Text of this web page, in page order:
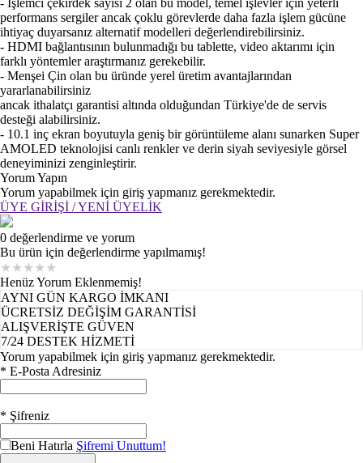
- İşlemci çekirdek sayısı 2 olan bu model, temel işlevler için yeterli
performans sergiler ancak çoklu görevlerde daha fazla işlem gücüne
ihtiyaç duyarsanız alternatif modelleri değerlendirebilirsiniz.
- HDMI bağlantısının bulunmadığı bu tablette, video aktarımı için
farklı yöntemler araştırmanız gerekebilir.
- Menşei Çin olan bu üründe yerel üretim avantajlarından
yararlanabilirsiniz
ancak ithalatçı garantisi altında olduğundan Türkiye'de de servis
desteği alabilirsiniz.
- 10.1 inç ekran boyutuyla geniş bir görüntüleme alanı sunarken Super
AMOLED teknolojisi canlı renkler ve derin siyah seviyesiyle görsel
deneyiminizi zenginleştirir.
Yorum Yapın
Yorum yapabilmek için giriş yapmanız gerekmektedir.
ÜYE GİRİŞİ / YENİ ÜYELİK
0 değerlendirme ve yorum
Bu ürün için değerlendirme yapılmamış!
★★★★★
Henüz Yorum Eklenmemiş!
AYNI GÜN KARGO İMKANI
ÜCRETSİZ DEĞİŞİM GARANTİSİ
ALIŞVERİŞTE GÜVEN
7/24 DESTEK HİZMETİ
Yorum yapabilmek için giriş yapmanız gerekmektedir.
* E-Posta Adresiniz
* Şifreniz
Beni Hatırla Şifremi Unuttum!